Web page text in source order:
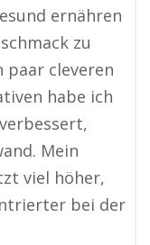
ernähren
zu
paar cleveren
habe ich
Mein
viel höher,
bei der